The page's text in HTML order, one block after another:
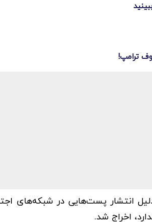
ترامپ!
انتشار پست‌هایی در شبکه‌های
اخراج شد.